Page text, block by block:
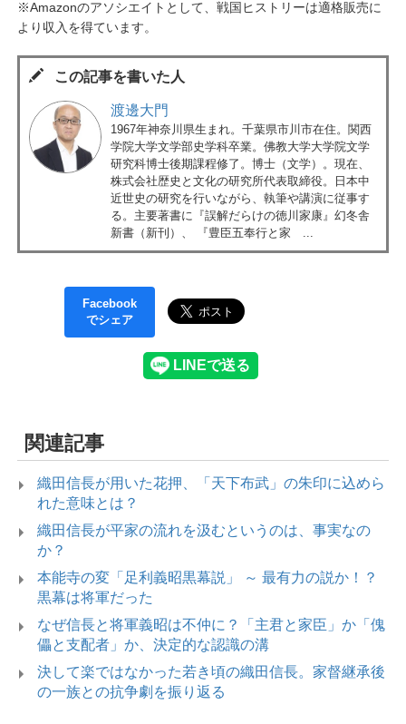
※Amazonのアソシエイトとして、戦国ヒストリーは適格販売に
より収入を得ています。
この記事を書いた人
渡邊大門
1967年神奈川県生まれ。千葉県市川市在住。関西
学院大学文学部史学科卒業。佛教大学大学院文学
研究科博士後期課程修了。博士（文学）。現在、
株式会社歴史と文化の研究所代表取締役。日本中
近世史の研究を行いながら、執筆や講演に従事す
る。主要著書に『誤解だらけの徳川家康』幻冬舎
新書（新刊）、 『豊臣五奉行と家 ...
Facebook
でシェア
関連記事
織田信長が用いた花押、「天下布武」の朱印に込めら
れた意味とは？
織田信長が平家の流れを汲むというのは、事実なの
か？
本能寺の変「足利義昭黒幕説」 ～ 最有力の説か！？
黒幕は将軍だった
なぜ信長と将軍義昭は不仲に？「主君と家臣」か「傀
儡と支配者」か、決定的な認識の溝
決して楽ではなかった若き頃の織田信長。家督継承後
の一族との抗争劇を振り返る